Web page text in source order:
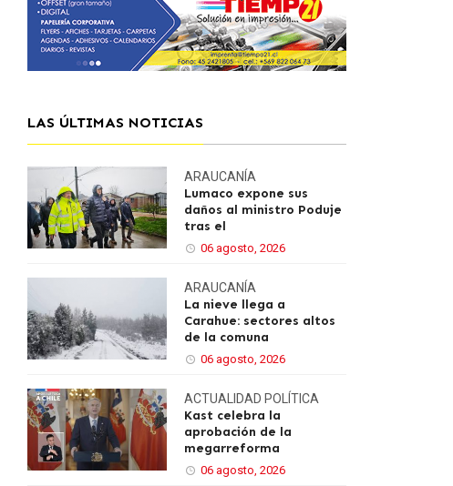
LAS ÚLTIMAS NOTICIAS
ARAUCANÍA
Lumaco expone sus
daños al ministro Poduje
tras el
06 agosto, 2026
ARAUCANÍA
La nieve llega a
Carahue: sectores altos
de la comuna
06 agosto, 2026
ACTUALIDAD POLÍTICA
Kast celebra la
aprobación de la
megarreforma
06 agosto, 2026